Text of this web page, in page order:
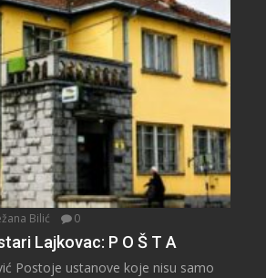
Bilić 0
Lajkovac: P O Š T A
Postoje ustanove koje nisu samo